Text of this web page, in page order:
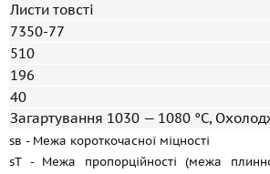
Листи товсті
7350-77
510
196
40
Загартування 1030 — 1080 °C,
sв - Межа короткочасної міцності
sT - Межа пропорційності (межа